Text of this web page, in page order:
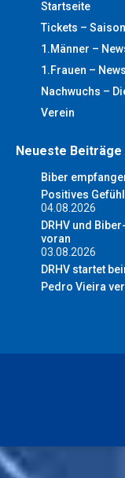
Startseite
Tickets –
1.Männer –
1.Frauen – News
Nachwuchs –
Verein
Neueste Beiträge
Biber
Positives
04.08.2026
DRHV und
voran
03.08.2026
DRHV startet
Pedro Vieira